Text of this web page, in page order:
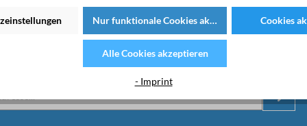
nå for å holde deg oppdatert på de
Nur funktionale Cookies akzeptieren Cookies
Alle Cookies akzeptieren
- Imprint